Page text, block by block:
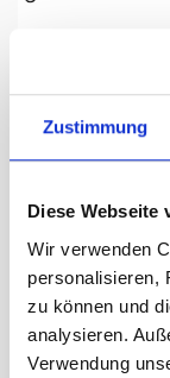
Zustimmung
Diese Webseite
Wir verwenden
personalisieren,
zu können und
analysieren.
Verwendung
Brasilien,
190.90